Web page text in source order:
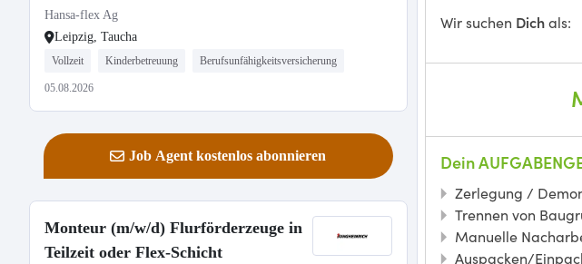
Hansa-flex Ag
Leipzig, Taucha
Vollzeit Kinderbetreuung Berufsunfähigkeitsversicherung
05.08.2026
Job Agent kostenlos abonnieren
Monteur (m/w/d) Flurförderzeuge in
Teilzeit oder Flex-Schicht